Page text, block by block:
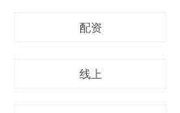
配资
线上